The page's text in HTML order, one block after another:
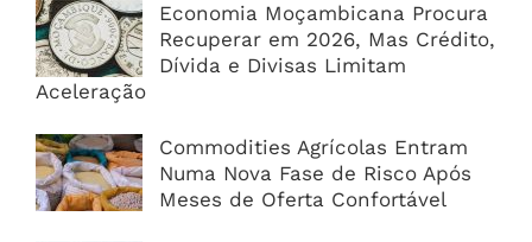
Economia Moçambicana Procura
Recuperar em 2026, Mas Crédito,
Dívida e Divisas Limitam
Aceleração
Commodities Agrícolas Entram
Numa Nova Fase de Risco Após
Meses de Oferta Confortável